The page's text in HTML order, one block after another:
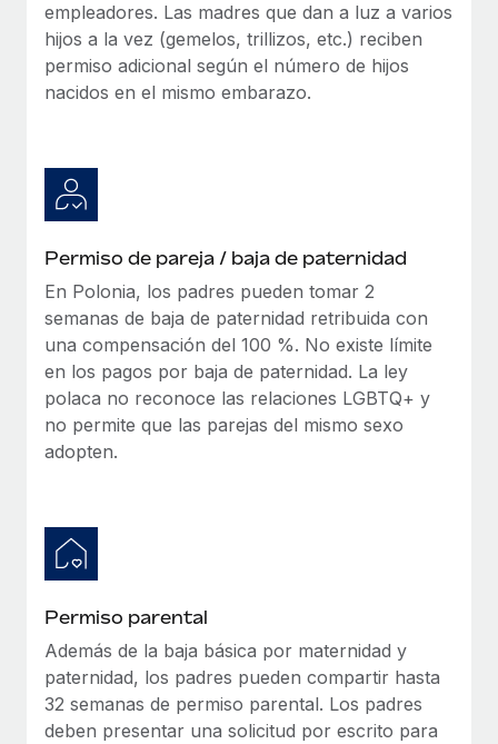
empleadores. Las madres que dan a luz a varios
hijos a la vez (gemelos, trillizos, etc.) reciben
permiso adicional según el número de hijos
nacidos en el mismo embarazo.
Permiso de pareja / baja de paternidad
En Polonia, los padres pueden tomar 2
semanas de baja de paternidad retribuida con
una compensación del 100 %. No existe límite
en los pagos por baja de paternidad. La ley
polaca no reconoce las relaciones LGBTQ+ y
no permite que las parejas del mismo sexo
adopten.
Permiso parental
Además de la baja básica por maternidad y
paternidad, los padres pueden compartir hasta
32 semanas de permiso parental. Los padres
deben presentar una solicitud por escrito para